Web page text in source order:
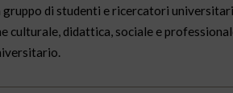
di studenti e ricercatori
didattica, sociale e